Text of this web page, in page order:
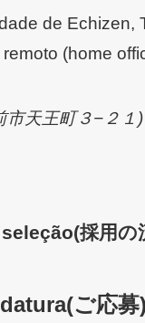
de Echizen,
(home
市天王町３−２１
(採用の
ご応募)